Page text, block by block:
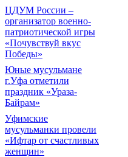
ЦДУМ России –
организатор военно-
патриотической игры
«Почувствуй вкус
Победы»
Юные мусульмане
г.Уфа отметили
праздник «Ураза-
Байрам»
Уфимские
мусульманки провели
«Ифтар от счастливых
женщин»